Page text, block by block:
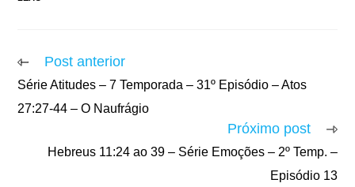
Post anterior
Série Atitudes – 7 Temporada – 31º Episódio – Atos
27:27-44 – O Naufrágio
Próximo post
Hebreus 11:24 ao 39 – Série Emoções – 2º Temp. –
Episódio 13